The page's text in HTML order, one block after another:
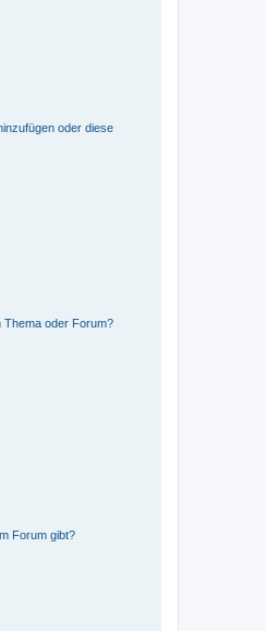
oder diese
Thema oder Forum?
Forum gibt?